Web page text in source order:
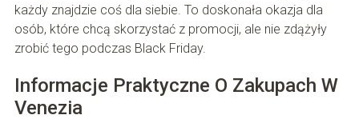
każdy znajdzie coś dla siebie. To doskonała okazja dla
osób, które chcą skorzystać z promocji, ale nie zdążyły
zrobić tego podczas Black Friday.
Informacje Praktyczne O Zakupach W
Venezia